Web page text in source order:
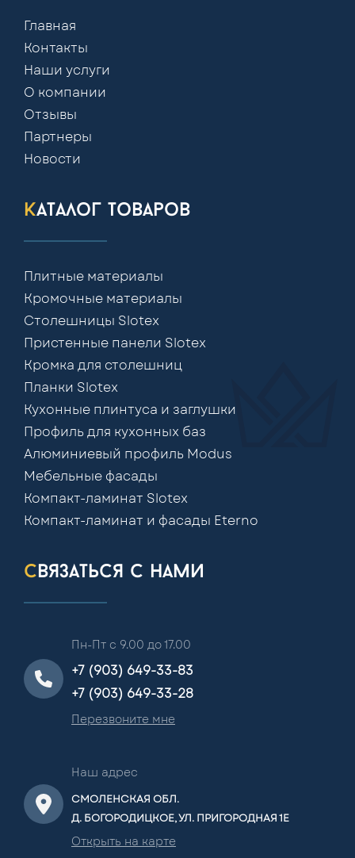
Главная
Контакты
Наши услуги
О компании
Отзывы
Партнеры
Новости
каталог товаров
Плитные материалы
Кромочные материалы
Столешницы Slotex
Пристенные панели Slotex
Кромка для столешниц
Планки Slotex
Кухонные плинтуса и заглушки
Профиль для кухонных баз
Алюминиевый профиль Modus
Мебельные фасады
Компакт-ламинат Slotex
Компакт-ламинат и фасады Eterno
связаться с нами
Пн-Пт с 9.00 до 17.00
+7 (903) 649-33-83
+7 (903) 649-33-28
Перезвоните мне
Наш адрес
СМОЛЕНСКАЯ ОБЛ.
Д. БОГОРОДИЦКОЕ, УЛ. ПРИГОРОДНАЯ 1Е
Открыть на карте